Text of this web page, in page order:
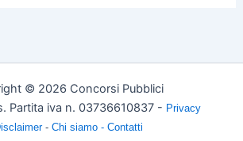
© 2026 Concorsi Pubblici
Partita iva n. 03736610837 - Privacy
- Chi siamo - Contatti